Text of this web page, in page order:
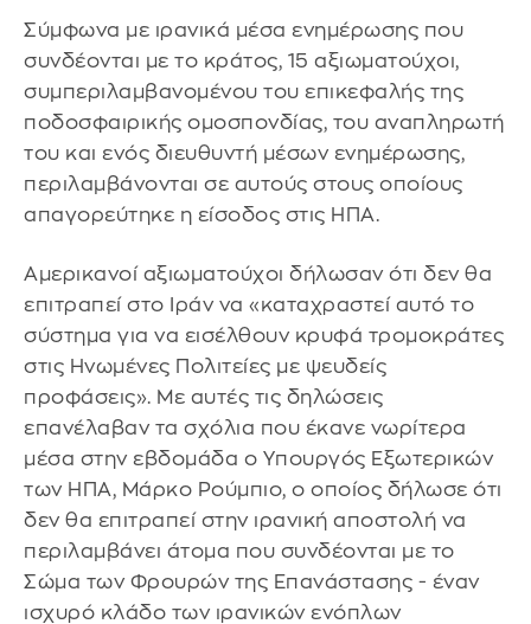
Σύμφωνα με ιρανικά μέσα ενημέρωσης που
συνδέονται με το κράτος, 15 αξιωματούχοι,
συμπεριλαμβανομένου του επικεφαλής της
ποδοσφαιρικής ομοσπονδίας, του αναπληρωτή
του και ενός διευθυντή μέσων ενημέρωσης,
περιλαμβάνονται σε αυτούς στους οποίους
απαγορεύτηκε η είσοδος στις ΗΠΑ.
Αμερικανοί αξιωματούχοι δήλωσαν ότι δεν θα
επιτραπεί στο Ιράν να «καταχραστεί αυτό το
σύστημα για να εισέλθουν κρυφά τρομοκράτες
στις Ηνωμένες Πολιτείες με ψευδείς
προφάσεις». Με αυτές τις δηλώσεις
επανέλαβαν τα σχόλια που έκανε νωρίτερα
μέσα στην εβδομάδα ο Υπουργός Εξωτερικών
των ΗΠΑ, Μάρκο Ρούμπιο, ο οποίος δήλωσε ότι
δεν θα επιτραπεί στην ιρανική αποστολή να
περιλαμβάνει άτομα που συνδέονται με το
Σώμα των Φρουρών της Επανάστασης - έναν
ισχυρό κλάδο των ιρανικών ενόπλων